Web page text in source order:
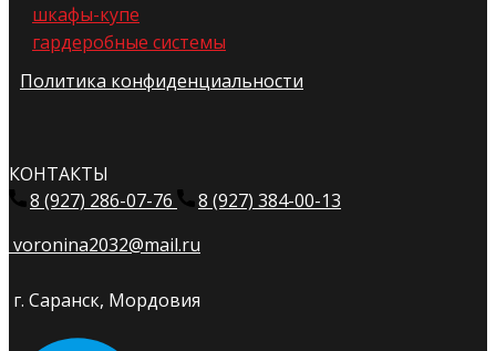
шкафы-купе
гардеробные системы
Политика конфиденциальности
КОНТАКТЫ
8 (927) 286-07-76
8 (927) 384-00-13
voronina2032@mail.ru
г. Саранск, Мордовия